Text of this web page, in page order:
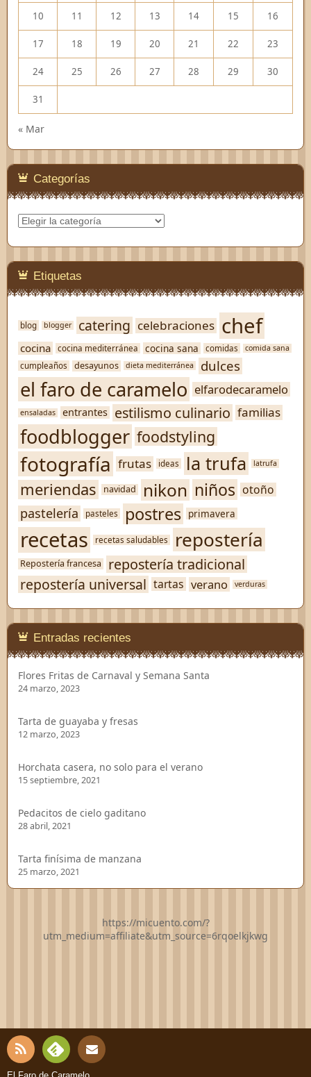
10 11 12 13 14 15 16
17 18 19 20 21 22 23
24 25 26 27 28 29 30
31
« Mar
Categorías
Categorías
Etiquetas
blog blogger catering celebraciones chef
cocina cocina mediterránea cocina sana comidas comida sana
cumpleaños desayunos dieta mediterránea dulces
el faro de caramelo elfarodecaramelo
ensaladas entrantes estilismo culinario familias
foodblogger foodstyling
fotografía frutas ideas la trufa latrufa
meriendas navidad nikon niños otoño
pastelería pasteles postres primavera
recetas recetas saludables repostería
Repostería francesa
repostería tradicional
repostería universal tartas verano verduras
Entradas recientes
Flores Fritas de Carnaval y Semana Santa
24 marzo, 2023
Tarta de guayaba y fresas
12 marzo, 2023
Horchata casera, no solo para el verano
15 septiembre, 2021
Pedacitos de cielo gaditano
28 abril, 2021
Tarta finísima de manzana
25 marzo, 2021
https://micuento.com/?
utm_medium=affiliate&utm_source=6rqoelkjkwg